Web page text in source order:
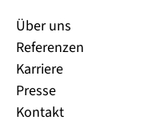
Über uns
Referenzen
Karriere
Presse
Kontakt